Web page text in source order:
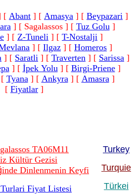
[ Abant ] [ Amasya ] [ Beypazari ]
] [ Sagalassos ] [ Tuz Golu]
] [ Z-Tuneli ] [ T-Nostalji ]
] [ Ilgaz ] [ Homeros ]
] [ Saratli ] [ Traverten ] [ Sarissa ]
] [ İpek Yolu] [ Birgi-Priene]
[ Tyana] [ Ankyra] [ Amasra]
[ Fiyatlar ]
TA06M11
Kültür Gezisi
inde Dinlenmenin Keyfi
Fiyat Listesi
Turkey
Turquie
Türkei